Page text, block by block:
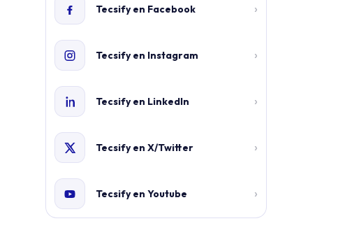
Tecsify en Facebook ›
Tecsify en Instagram ›
Tecsify en LinkedIn ›
Tecsify en X/Twitter ›
Tecsify en Youtube ›